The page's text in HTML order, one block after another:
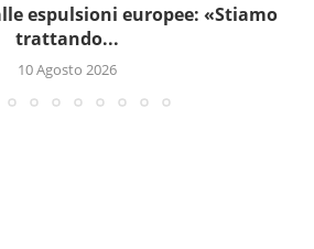
espulsioni europee: «Stiamo
trattando...
10 Agosto 2026